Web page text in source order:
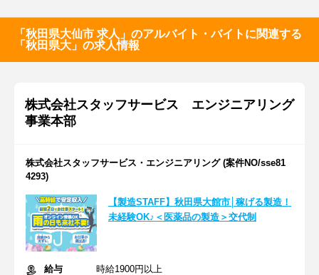
「秋田県大仙市 求人」のアルバイト・バイトに関連する
「秋田県大」の求人情報
株式会社スタッフサービス エンジニアリング
事業本部
株式会社スタッフサービス・エンジニアリング (案件NO/sse81
4293)
【製造STAFF】秋田県大館市│稼げる製造！
未経験OK♪＜医薬品の製造＞交代制
給与
時給1900円以上